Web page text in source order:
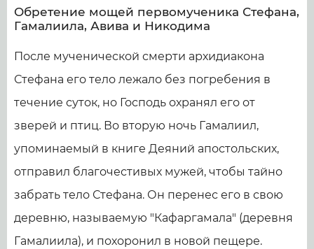
Обретение мощей первомученика Стефана,
Гамалиила, Авива и Никодима
После мученической смерти архидиакона
Стефана его тело лежало без погребения в
течение суток, но Господь охранял его от
зверей и птиц. Во вторую ночь Гамалиил,
упоминаемый в книге Деяний апостольских,
отправил благочестивых мужей, чтобы тайно
забрать тело Стефана. Он перенес его в свою
деревню, называемую "Кафаргамала" (деревня
Гамалиила), и похоронил в новой пещере.